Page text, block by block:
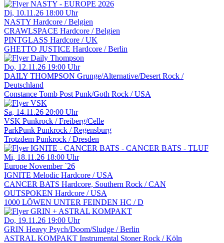
Di, 10.11.26 18:00 Uhr
NASTY Hardcore / Belgien
CRAWLSPACE Hardcore / Belgien
PINTGLASS Hardcore / UK
GHETTO JUSTICE Hardcore / Berlin
Do, 12.11.26 19:00 Uhr
DAILY THOMPSON Grunge/Alternative/Desert Rock /
Deutschland
Constance Tomb Post Punk/Goth Rock / USA
Sa, 14.11.26 20:00 Uhr
VSK Punkrock / Freiberg/Celle
ParkPunk Punkrock / Regensburg
Trotzdem Punkrock / Dresden
Mi, 18.11.26 18:00 Uhr
Europe November `26
IGNITE Melodic Hardcore / USA
CANCER BATS Hardcore, Southern Rock / CAN
OUTSPOKEN Hardcore / USA
1000 LÖWEN UNTER FEINDEN HC / D
Do, 19.11.26 19:00 Uhr
GRIN Heavy Psych/Doom/Sludge / Berlin
ASTRAL KOMPAKT Instrumental Stoner Rock / Köln